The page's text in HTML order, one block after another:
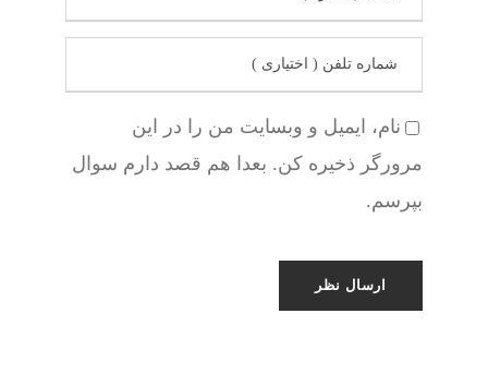
نام، ایمیل و وبسایت من را در این
مرورگر ذخیره کن. بعدا هم قصد دارم سوال
بپرسم.